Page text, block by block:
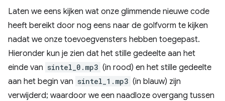
Laten we eens kijken wat onze glimmende nieuwe code
heeft bereikt door nog eens naar de golfvorm te kijken
nadat we onze toevoegvensters hebben toegepast.
Hieronder kun je zien dat het stille gedeelte aan het
einde van sintel_0.mp3 (in rood) en het stille gedeelte
aan het begin van sintel_1.mp3 (in blauw) zijn
verwijderd; waardoor we een naadloze overgang tussen